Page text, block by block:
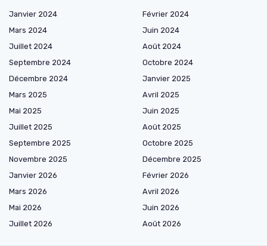
Janvier 2024
Février 2024
Mars 2024
Juin 2024
Juillet 2024
Août 2024
Septembre 2024
Octobre 2024
Décembre 2024
Janvier 2025
Mars 2025
Avril 2025
Mai 2025
Juin 2025
Juillet 2025
Août 2025
Septembre 2025
Octobre 2025
Novembre 2025
Décembre 2025
Janvier 2026
Février 2026
Mars 2026
Avril 2026
Mai 2026
Juin 2026
Juillet 2026
Août 2026